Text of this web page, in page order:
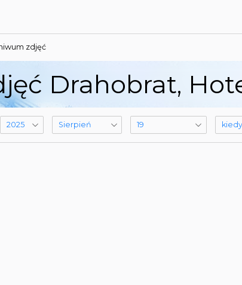
zdjęć
Drahobrat,